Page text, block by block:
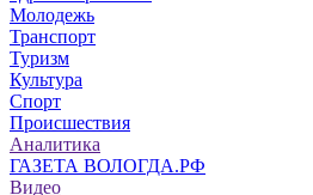
Молодежь
Транспорт
Туризм
Культура
Спорт
Происшествия
Аналитика
ГАЗЕТА ВОЛОГДА.РФ
Видео